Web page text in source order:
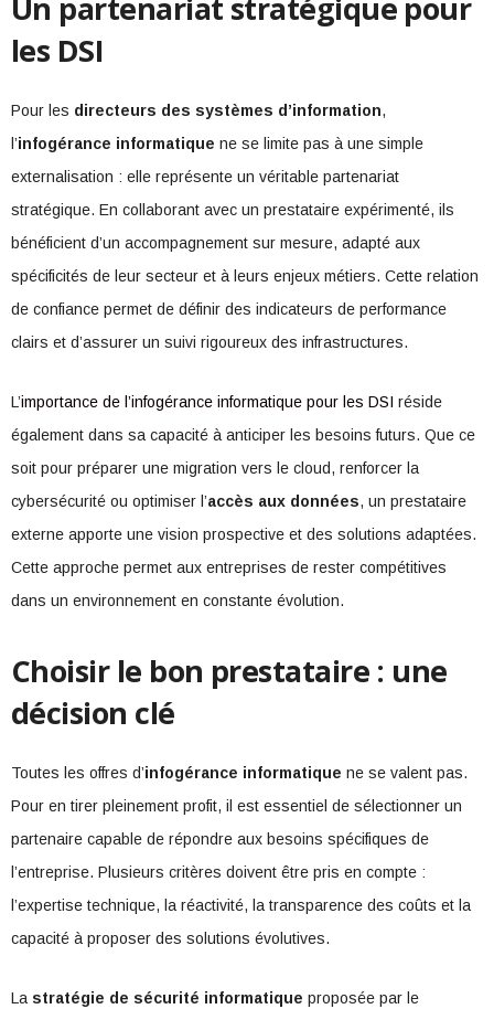
Un partenariat stratégique pour
les DSI
Pour les directeurs des systèmes d’information,
l’infogérance informatique ne se limite pas à une simple
externalisation : elle représente un véritable partenariat
stratégique. En collaborant avec un prestataire expérimenté, ils
bénéficient d’un accompagnement sur mesure, adapté aux
spécificités de leur secteur et à leurs enjeux métiers. Cette relation
de confiance permet de définir des indicateurs de performance
clairs et d’assurer un suivi rigoureux des infrastructures.
L’importance de l’infogérance informatique pour les DSI réside
également dans sa capacité à anticiper les besoins futurs. Que ce
soit pour préparer une migration vers le cloud, renforcer la
cybersécurité ou optimiser l’accès aux données, un prestataire
externe apporte une vision prospective et des solutions adaptées.
Cette approche permet aux entreprises de rester compétitives
dans un environnement en constante évolution.
Choisir le bon prestataire : une
décision clé
Toutes les offres d’infogérance informatique ne se valent pas.
Pour en tirer pleinement profit, il est essentiel de sélectionner un
partenaire capable de répondre aux besoins spécifiques de
l’entreprise. Plusieurs critères doivent être pris en compte :
l’expertise technique, la réactivité, la transparence des coûts et la
capacité à proposer des solutions évolutives.
La stratégie de sécurité informatique proposée par le